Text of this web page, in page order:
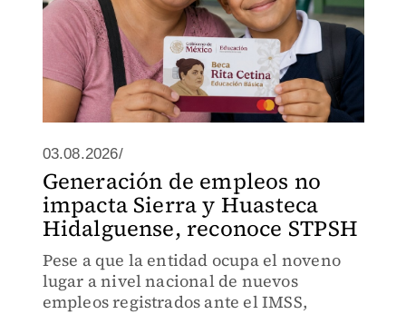
03.08.2026/
Generación de empleos no
impacta Sierra y Huasteca
Hidalguense, reconoce STPSH
Pese a que la entidad ocupa el noveno
lugar a nivel nacional de nuevos
empleos registrados ante el IMSS,